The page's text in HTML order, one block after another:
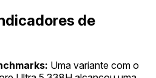
de
Uma variante com o